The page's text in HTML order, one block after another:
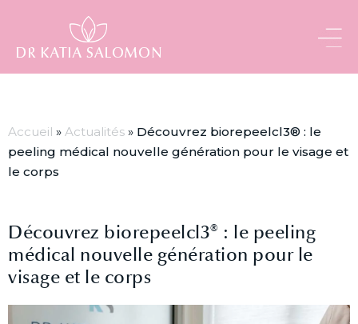
Accueil » Actualités » Découvrez biorepeelcl3® : le
peeling médical nouvelle génération pour le visage et
le corps
Découvrez biorepeelcl3® : le peeling
médical nouvelle génération pour le
visage et le corps